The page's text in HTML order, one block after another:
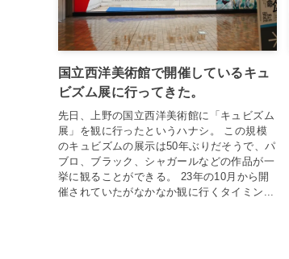
国立西洋美術館で開催しているキュ
ビズム展に行ってきた。
先日、上野の国立西洋美術館に「キュビズム
展」を観に行ったというハナシ。 この規模
のキュビズムの展示は50年ぶりだそうで、パ
ブロ、ブラック、シャガールなどの作品が一
挙に観ることができる。 23年の10月から開
催されていたがなかなか観に行くタイミン...